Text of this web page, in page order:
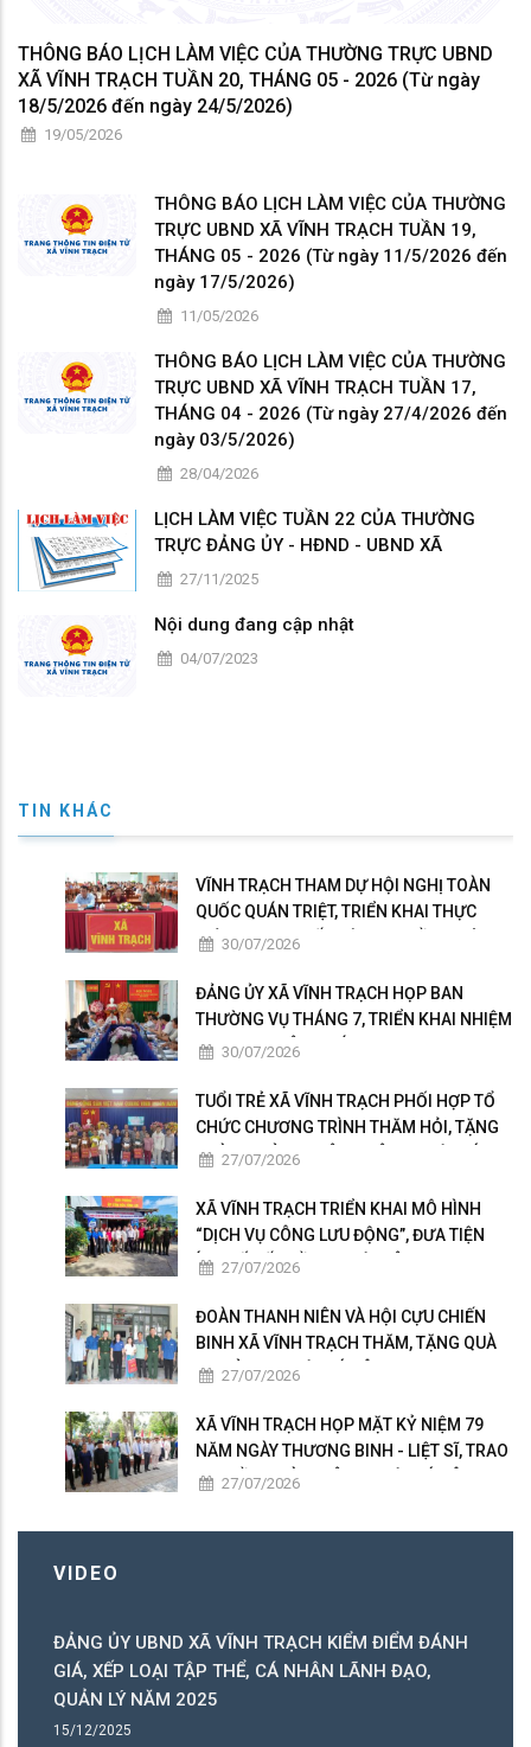
THÔNG BÁO LỊCH LÀM VIỆC CỦA THƯỜNG TRỰC UBND
XÃ VĨNH TRẠCH TUẦN 20, THÁNG 05 - 2026 (Từ ngày
18/5/2026 đến ngày 24/5/2026)
19/05/2026
THÔNG BÁO LỊCH LÀM VIỆC CỦA THƯỜNG
TRỰC UBND XÃ VĨNH TRẠCH TUẦN 19,
THÁNG 05 - 2026 (Từ ngày 11/5/2026 đến
ngày 17/5/2026)
11/05/2026
THÔNG BÁO LỊCH LÀM VIỆC CỦA THƯỜNG
TRỰC UBND XÃ VĨNH TRẠCH TUẦN 17,
THÁNG 04 - 2026 (Từ ngày 27/4/2026 đến
ngày 03/5/2026)
28/04/2026
LỊCH LÀM VIỆC TUẦN 22 CỦA THƯỜNG
TRỰC ĐẢNG ỦY - HĐND - UBND XÃ
27/11/2025
Nội dung đang cập nhật
04/07/2023
TIN KHÁC
VĨNH TRẠCH THAM DỰ HỘI NGHỊ TOÀN
QUỐC QUÁN TRIỆT, TRIỂN KHAI THỰC
HIỆN NGHỊ QUYẾT HỘI NGHỊ LẦN THỨ BA
KHÓA XIV
30/07/2026
ĐẢNG ỦY XÃ VĨNH TRẠCH HỌP BAN
THƯỜNG VỤ THÁNG 7, TRIỂN KHAI NHIỆM
VỤ TRỌNG TÂM THÁNG 8
30/07/2026
TUỔI TRẺ XÃ VĨNH TRẠCH PHỐI HỢP TỔ
CHỨC CHƯƠNG TRÌNH THĂM HỎI, TẶNG
QUÀ GIA ĐÌNH THÂN NHÂN NGƯỜI CÓ
27/07/2026
XÃ VĨNH TRẠCH TRIỂN KHAI MÔ HÌNH
“DỊCH VỤ CÔNG LƯU ĐỘNG”, ĐƯA TIỆN
ÍCH SỐ ĐẾN GẦN NGƯỜI DÂN
27/07/2026
ĐOÀN THANH NIÊN VÀ HỘI CỰU CHIẾN
BINH XÃ VĨNH TRẠCH THĂM, TẶNG QUÀ
GIA ĐÌNH NGƯỜI CÓ CÔNG
27/07/2026
XÃ VĨNH TRẠCH HỌP MẶT KỶ NIỆM 79
NĂM NGÀY THƯƠNG BINH - LIỆT SĨ, TRAO
50 PHẦN QUÀ TRI ÂN NGƯỜI CÓ CÔNG
27/07/2026
VIDEO
ĐIỂM ĐÁNH
ĐẠO,
CÔNG AN XÃ VĨNH TRẠCH RA QUÂN THỰC
CAO ĐIỂM TẤN CÔNG, TRẤN ÁP TỘI PHẠM,
BẢO ANTT